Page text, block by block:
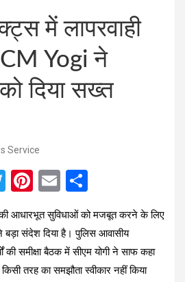
में लापरवाही
CM Yogi ने
दिया सख्त
Service
T
wi
tt
er
Pi
er
es
t
E
m
ail
h
ar
e
की आधारभूत सुविधाओं को मजबूत करने के लिए
बड़ा संदेश दिया है। पुलिस आवासीय
की समीक्षा बैठक में सीएम योगी ने साफ कहा
तरह का समझौता स्वीकार नहीं किया